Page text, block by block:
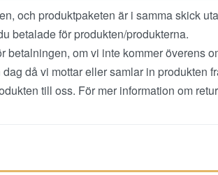
och produktpaketen är i samma skick
betalade för produkten/produkterna.
betalningen, om vi inte kommer överens
då vi mottar eller samlar in produkten
till oss. För mer information om